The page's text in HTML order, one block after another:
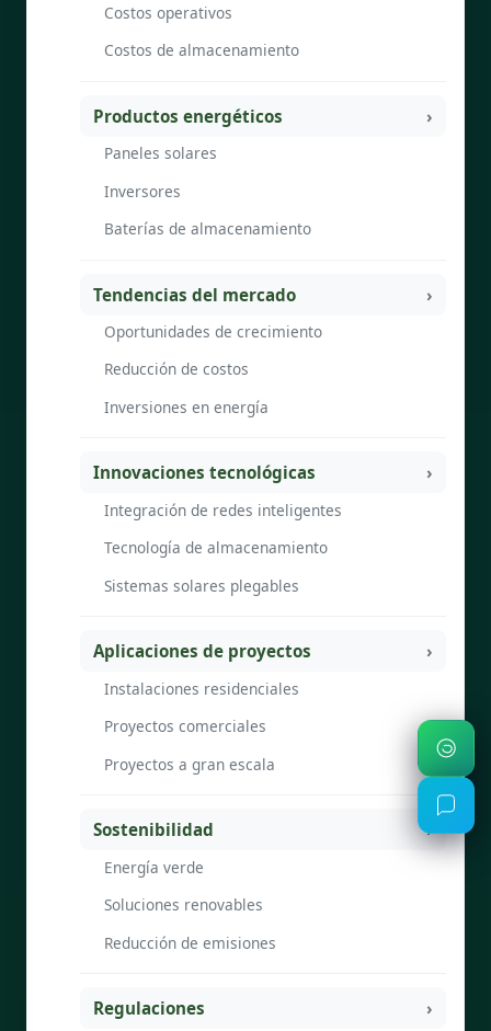
Costos operativos
Costos de almacenamiento
Productos energéticos
Paneles solares
Inversores
Baterías de almacenamiento
Tendencias del mercado
Oportunidades de crecimiento
Reducción de costos
Inversiones en energía
Innovaciones tecnológicas
Integración de redes inteligentes
Tecnología de almacenamiento
Sistemas solares plegables
Aplicaciones de proyectos
Instalaciones residenciales
Proyectos comerciales
Proyectos a gran escala
Sostenibilidad
Energía verde
Soluciones renovables
Reducción de emisiones
Regulaciones